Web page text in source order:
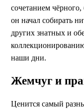
сочетанием
он начал собирать
других знатных и
наши дни.
Жемчуг и
Ценится самый